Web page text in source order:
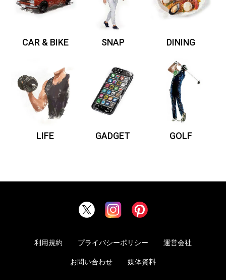
CAR & BIKE SNAP DINING
LIFE GADGET GOLF
利用規約 プライバシーポリシー 運営会社
お問い合わせ 媒体資料